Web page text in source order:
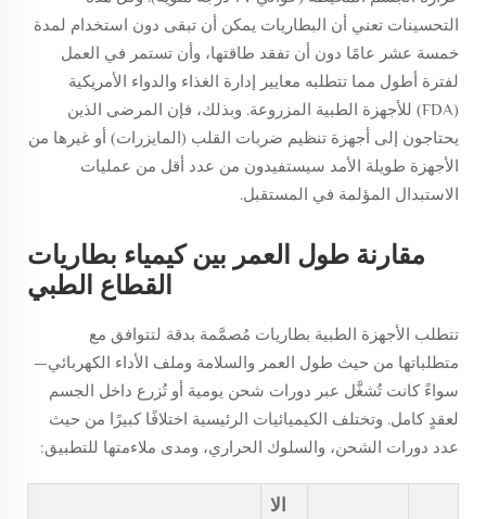
التحسينات تعني أن البطاريات يمكن أن تبقى دون استخدام لمدة
خمسة عشر عامًا دون أن تفقد طاقتها، وأن تستمر في العمل
لفترة أطول مما تتطلبه معايير إدارة الغذاء والدواء الأمريكية
(FDA) للأجهزة الطبية المزروعة. وبذلك، فإن المرضى الذين
يحتاجون إلى أجهزة تنظيم ضربات القلب (المايزرات) أو غيرها من
الأجهزة طويلة الأمد سيستفيدون من عدد أقل من عمليات
الاستبدال المؤلمة في المستقبل.
مقارنة طول العمر بين كيمياء بطاريات
القطاع الطبي
تتطلب الأجهزة الطبية بطاريات مُصمَّمة بدقة لتتوافق مع
متطلباتها من حيث طول العمر والسلامة وملف الأداء الكهربائي—
سواءً كانت تُشغَّل عبر دورات شحن يومية أو تُزرع داخل الجسم
لعقدٍ كامل. وتختلف الكيميائيات الرئيسية اختلافًا كبيرًا من حيث
عدد دورات الشحن، والسلوك الحراري، ومدى ملاءمتها للتطبيق:
الا